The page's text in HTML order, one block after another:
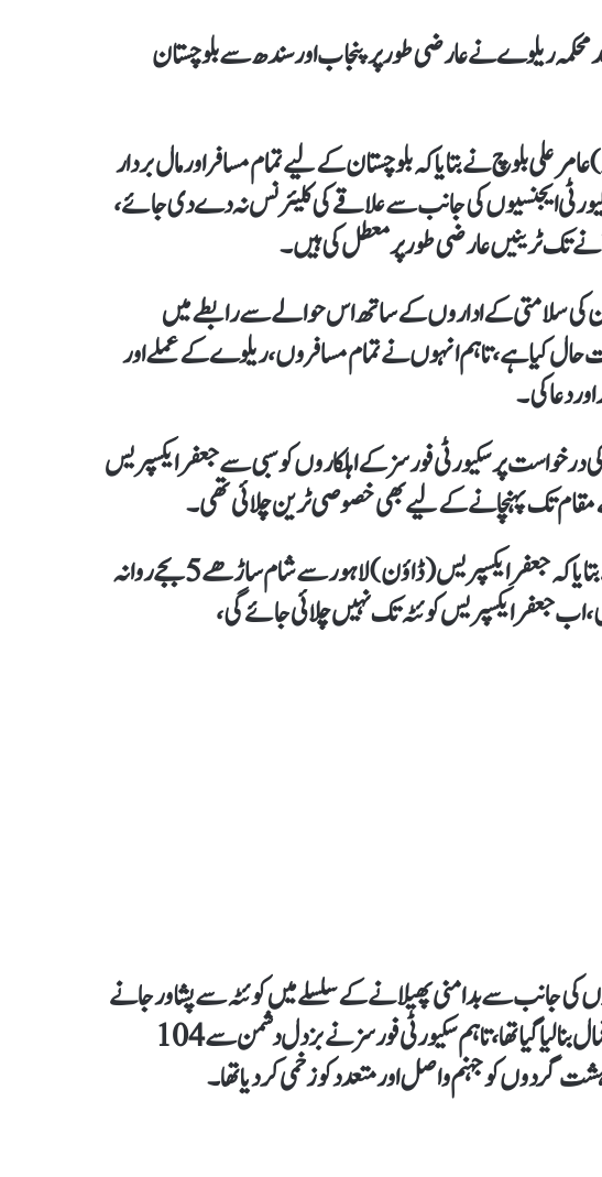
ریلوے نے عارضی طور پر پنجاب اور سندھ سے بلوچستان
علی بلوچ نے بتایا کہ بلوچستان کےلیے تمام مسافر اور مال بردار
ایجنسیوں کی جانب سے علاقےکی کلیئرنس نہ دے دی جائے،
ٹرینیں عارضی طور پر معطل کی ہیں۔
کی سلامتی کے اداروں کے ساتھ اس حوالے سےرابطے میں
حال کیاہے، تاہم انہوں نے تمام مسافروں،ریلوے کے عملے اور
دعا کی۔
درخواست پر سکیورٹی فورسز کے اہلکاروں کو سبی سے جعفر ایکسپریس
تک پہنچانے کےلیے بھی خصوصی ٹرین چلائی تھی۔
ریلوے کے ڈپٹی اسٹیشن منیجر لاہور محمد آصف نے بتایاکہ جعفر ایکسپریس (ڈاؤن) لاہور سے شام ساڑھے 5 بجے روانہ
جعفر ایکسپریس کوئٹہ تک نہیں چلائی جائےگی،
کی جانب سے بدامنی پھیلانے کےسلسلے میں کوئٹہ سے پشاور جانے
والی جعفر ایکسپریس پر حملہ کر کے مسافروں کو یرغمال بنالیا گیا تھا،تاہم سکیورٹی فورسز نے بزدل دشمن سے 104